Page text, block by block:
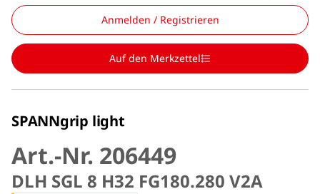
Anmelden / Registrieren
Auf den Merkzettel
SPANNgrip light
Art.-Nr. 206449
DLH SGL 8 H32 FG180.280 V2A